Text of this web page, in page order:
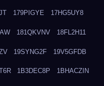
179PIGYE 17HG5UY8
181QKVNV 18FL2H11
19SYNG2F 19V5GFDB
1B3DEC8P 1BHACZIN